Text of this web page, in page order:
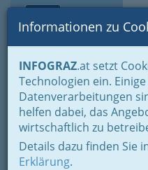
Informationen zu
INFOGRAZ.at setzt
Technologien ein.
Datenverarbeitungen
helfen dabei, das
wirtschaftlich zu
Details dazu finden Sie
Erklärung.
Home Branchen
Information und Consulting
Elektrotechnik
Ö.E.T. ÖKO-
TECHNIK
St.-Peter-Hauptstraße